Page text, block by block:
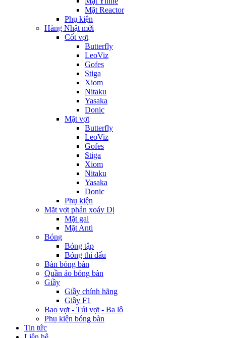
Mặt Reactor
Phụ kiện
Hàng Nhật mới
Cốt vợt
Butterfly
LeoViz
Gofes
Stiga
Xiom
Nitaku
Yasaka
Donic
Mặt vợt
Butterfly
LeoViz
Gofes
Stiga
Xiom
Nitaku
Yasaka
Donic
Phụ kiện
Mặt vợt phản xoáy Dị
Mặt gai
Mặt Anti
Bóng
Bóng tập
Bóng thi đấu
Bàn bóng bàn
Quần áo bóng bàn
Giầy
Giầy chính hãng
Giầy F1
Bao vợt - Túi vợt - Ba lô
Phụ kiện bóng bàn
Tin tức